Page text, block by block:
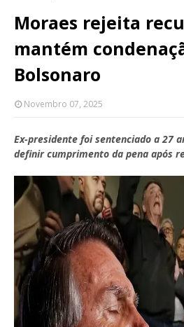
Moraes rejeita
mantém
Bolsonaro
Novembro 07, 2025
Ex-presidente foi sentenciado a 27
definir cumprimento da pena após